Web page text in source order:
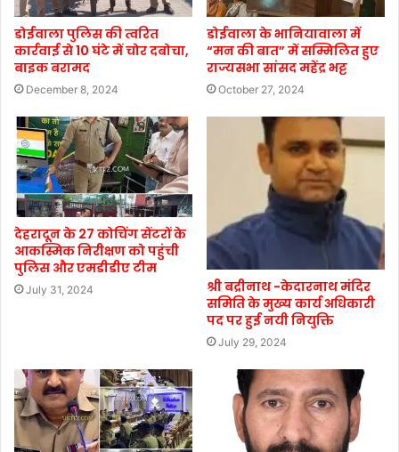
डोईवाला पुलिस की त्वरित
कार्रवाई से 10 घंटे में चोर दबोचा,
बाइक बरामद
December 8, 2024
डोईवाला के भानियावाला में
“मन की बात” में सम्मिलित हुए
राज्यसभा सांसद महेंद्र भट्ट
October 27, 2024
देहरादून के 27 कोचिंग सेंटरों के
आकस्मिक निरीक्षण को पहुंची
पुलिस और एमडीडीए टीम
July 31, 2024
श्री बद्रीनाथ -केदारनाथ मंदिर
समिति के मुख्य कार्य अधिकारी
पद पर हुई नयी नियुक्ति
July 29, 2024